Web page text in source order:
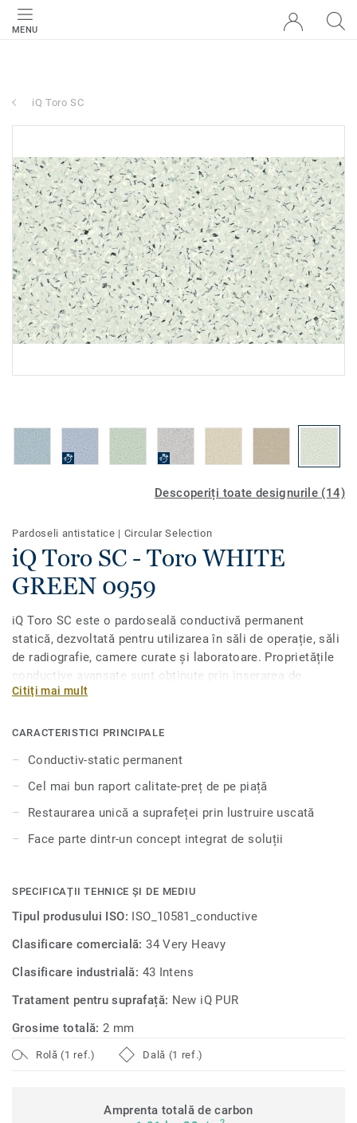
MENU
iQ Toro SC
Descoperiți toate designurile (14)
Pardoseli antistatice | Circular Selection
iQ Toro SC - Toro WHITE
GREEN 0959
iQ Toro SC este o pardoseală conductivă permanent
statică, dezvoltată pentru utilizarea în săli de operație, săli
de radiografie, camere curate și laboratoare. Proprietățile
conductive avansate sunt obținute prin inserarea de
particule de carbon în PVC, împreună cu un suport din
oferă, de asemenea, durabilitate extremă, precum și
zonele cu trafic intens. Culorile se îmbină armonios cu
celelalte produse și accesorii din gamele noastre iQ.
Citiți mai mult
CARACTERISTICI PRINCIPALE
Conductiv-static permanent
Cel mai bun raport calitate-preț de pe piață
Restaurarea unică a suprafeței prin lustruire uscată
Face parte dintr-un concept integrat de soluții
SPECIFICAȚII TEHNICE ȘI DE MEDIU
Tipul produsului ISO: ISO_10581_conductive
Clasificare comercială:34 Very Heavy
Clasificare industrială: 43 Intens
Tratament pentru suprafață: New iQ PUR
Grosime totală:2 mm
Rolă (1 ref.) Dală (1 ref.)
Amprenta totală de carbon